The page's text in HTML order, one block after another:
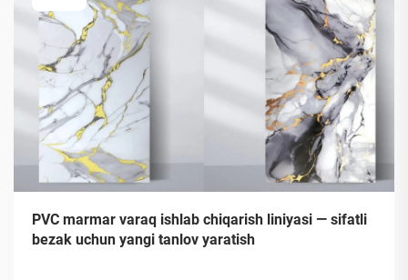
PVC marmar varaq ishlab chiqarish liniyasi — sifatli
bezak uchun yangi tanlov yaratish